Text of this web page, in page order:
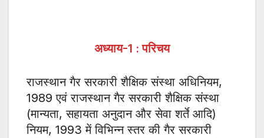
अध्याय-1 :परिचय
राजस्थान गैर सरकारी शैक्षिक संस्था अधिनियम,
1989 एवं राजस्थान गैर सरकारी शैक्षिक संस्था
(मान्यता, सहायता अनुदान और सेवा शर्ते आदि)
नियम, 1993 में विभिन्न स्तर की गैर सरकारी